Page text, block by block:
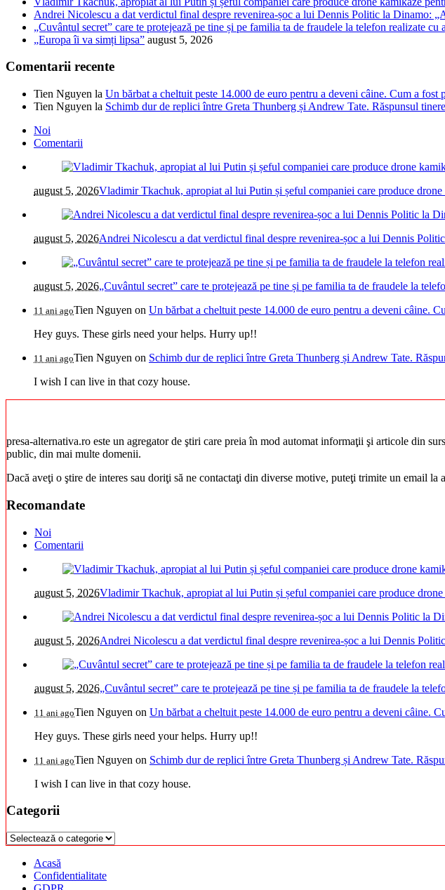
Andrei Nicolescu a dat verdictul final despre revenirea-șoc a lui Dennis Politic la Dinamo:
„Cuvântul secret” care te protejează pe tine și pe familia ta de fraudele la telefon realizate
„Europa îi va simți lipsa” august 5, 2026
Comentarii recente
Tien Nguyen la Un bărbat a cheltuit peste 14.000 de euro pentru a deveni câine. Cum a fost
Tien Nguyen la Schimb dur de replici între Greta Thunberg și Andrew Tate. Răspunsul
Noi
Comentarii
august 5, 2026Vladimir Tkachuk, apropiat al lui Putin și șeful companiei care produce
august 5, 2026Andrei Nicolescu a dat verdictul final despre revenirea-șoc a lui Dennis
august 5, 2026„Cuvântul secret” care te protejează pe tine și pe familia ta de fraudele la
11 ani agoTien Nguyen on Un bărbat a cheltuit peste 14.000 de euro pentru a deveni câine.
Hey guys. These girls need your helps. Hurry up!!
11 ani agoTien Nguyen on Schimb dur de replici între Greta Thunberg și Andrew Tate.
I wish I can live in that cozy house.
presa-alternativa.ro este un agregator de ştiri care preia în mod automat informaţii şi articole din
public, din mai multe domenii.
Dacă aveţi o ştire de interes sau doriţi să ne contactaţi din diverse motive, puteţi trimite un email la
Recomandate
Noi
Comentarii
august 5, 2026Vladimir Tkachuk, apropiat al lui Putin și șeful companiei care produce
august 5, 2026Andrei Nicolescu a dat verdictul final despre revenirea-șoc a lui Dennis
august 5, 2026„Cuvântul secret” care te protejează pe tine și pe familia ta de fraudele la
11 ani agoTien Nguyen on Un bărbat a cheltuit peste 14.000 de euro pentru a deveni câine.
Hey guys. These girls need your helps. Hurry up!!
11 ani agoTien Nguyen on Schimb dur de replici între Greta Thunberg și Andrew Tate.
I wish I can live in that cozy house.
Categorii
Categorii
Acasă
Confidentialitate